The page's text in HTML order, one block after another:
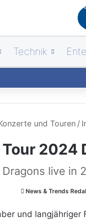
Technik
und Touren /
2024
Dragons live in
News & Trends
und